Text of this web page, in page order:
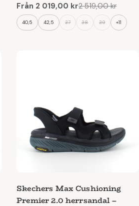
Reapris
Från 2 019,00 kr
Ordinarie
pris
2 519,00 kr
40,5 42,5 37 38 39 +11
Skechers Max Cushioning
Premier 2.0 herrsandal –